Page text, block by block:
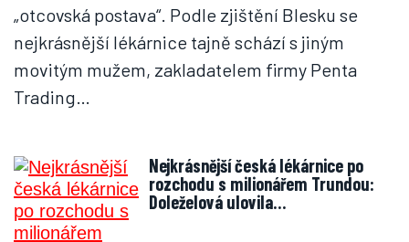
„otcovská postava“. Podle zjištění Blesku se
nejkrásnější lékárnice tajně schází s jiným
movitým mužem, zakladatelem firmy Penta
Trading…
Nejkrásnější česká lékárnice po
rozchodu s milionářem Trundou:
Doleželová ulovila…